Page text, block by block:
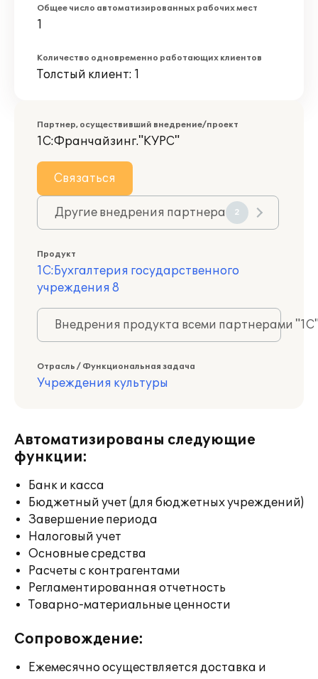
Общее число автоматизированных рабочих мест
1
Количество одновременно работающих клиентов
Толстый клиент: 1
Партнер, осуществивший внедрение/проект
1С:Франчайзинг."КУРС"
Связаться
Другие внедрения партнера 2
Продукт
1С:Бухгалтерия государственного
учреждения 8
Внедрения продукта всеми партнерами
Отрасль / Функциональная задача
Учреждения культуры
Автоматизированы следующие
функции:
Банк и касса
Бюджетный учет (для бюджетных учреждений)
Завершение периода
Налоговый учет
Основные средства
Расчеты с контрагентами
Регламентированная отчетность
Товарно-материальные ценности
Сопровождение:
Ежемесячно осуществляется доставка и